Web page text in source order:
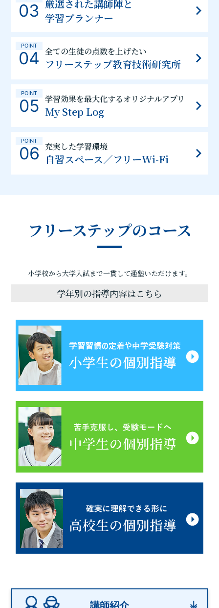
03 厳選された講師陣と
学習プランナー
POINT
04 全ての生徒の点数を上げたい
フリーステップ教育技術研究所
POINT
05 学習効果を最大化するオリジナルアプリ
My Step Log
POINT
06 充実した学習環境
自習スペース／フリーWi-Fi
フリーステップのコース
小学校から大学入試まで一貫して通塾いただけます。
学年別の指導内容はこちら